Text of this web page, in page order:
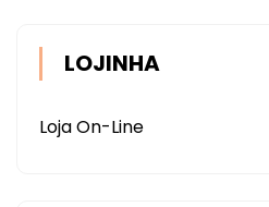
LOJINHA
Loja On-Line